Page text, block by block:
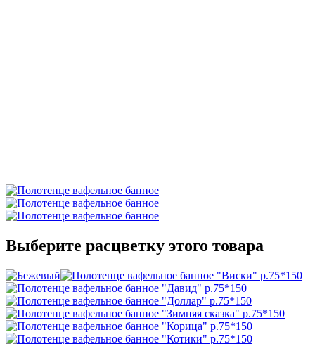
Выберите расцветку этого товара